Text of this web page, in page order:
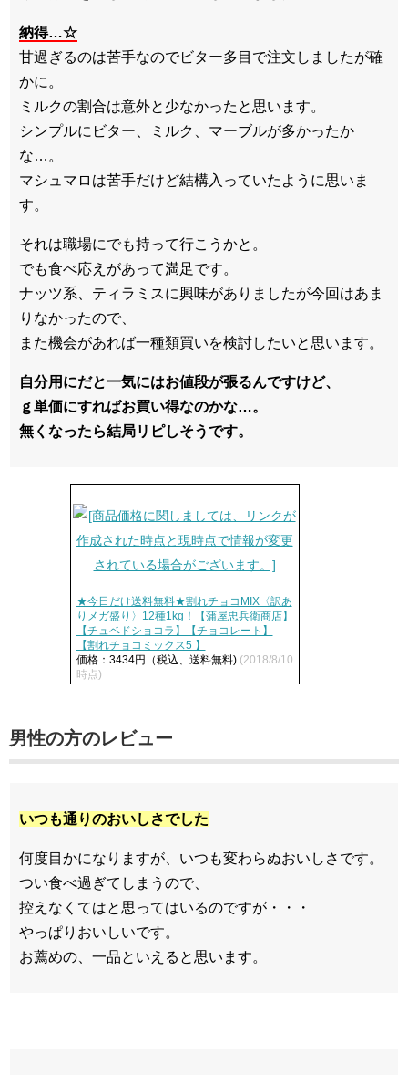
納得…☆
甘過ぎるのは苦手なのでビター多目で注文しましたが確
かに。
ミルクの割合は意外と少なかったと思います。
シンプルにビター、ミルク、マーブルが多かったか
な…。
マシュマロは苦手だけど結構入っていたように思いま
す。
それは職場にでも持って行こうかと。
でも食べ応えがあって満足です。
ナッツ系、ティラミスに興味がありましたが今回はあま
りなかったので、
また機会があれば一種類買いを検討したいと思います。
自分用にだと一気にはお値段が張るんですけど、
ｇ単価にすればお買い得なのかな…。
無くなったら結局リピしそうです。
★今日だけ送料無料★割れチョコMIX〈訳あ
りメガ盛り〉12種1kg！【蒲屋忠兵衛商店】
【チュベドショコラ】【チョコレート】
【割れチョコミックス5 】
価格：3434円（税込、送料無料) (2018/8/10
時点)
男性の方のレビュー
いつも通りのおいしさでした
何度目かになりますが、いつも変わらぬおいしさです。
つい食べ過ぎてしまうので、
控えなくてはと思ってはいるのですが・・・
やっぱりおいしいです。
お薦めの、一品といえると思います。